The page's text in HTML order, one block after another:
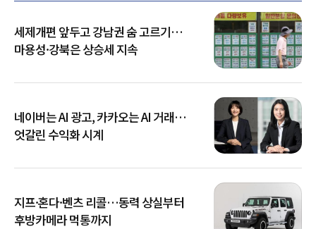
세제개편 앞두고 강남권 숨 고르기…
마용성·강북은 상승세 지속
네이버는 AI 광고, 카카오는 AI 거래…
엇갈린 수익화 시계
지프·혼다·벤츠 리콜…동력 상실부터
후방카메라 먹통까지